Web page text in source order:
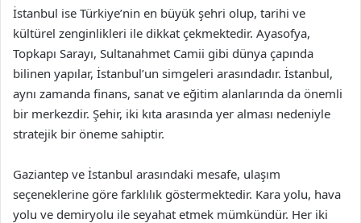
İstanbul ise Türkiye’nin en büyük şehri olup, tarihi ve
kültürel zenginlikleri ile dikkat çekmektedir. Ayasofya,
Topkapı Sarayı, Sultanahmet Camii gibi dünya çapında
bilinen yapılar, İstanbul’un simgeleri arasındadır. İstanbul,
aynı zamanda finans, sanat ve eğitim alanlarında da önemli
bir merkezdir. Şehir, iki kıta arasında yer alması nedeniyle
stratejik bir öneme sahiptir.
Gaziantep ve İstanbul arasındaki mesafe, ulaşım
seçeneklerine göre farklılık göstermektedir. Kara yolu, hava
yolu ve demiryolu ile seyahat etmek mümkündür. Her iki